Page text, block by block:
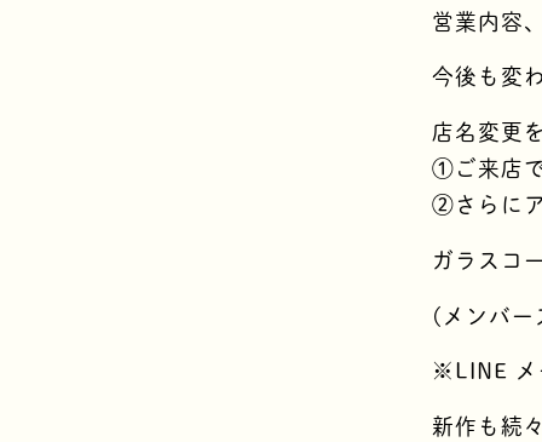
営業内容
今後も変
店名変更
①ご来店
②さらに
ガラスコ
(メンバー
※LINE メ
新作も続